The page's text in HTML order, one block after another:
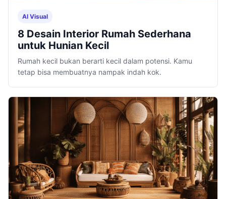
AI Visual
8 Desain Interior Rumah Sederhana
untuk Hunian Kecil
Rumah kecil bukan berarti kecil dalam potensi. Kamu
tetap bisa membuatnya nampak indah kok.